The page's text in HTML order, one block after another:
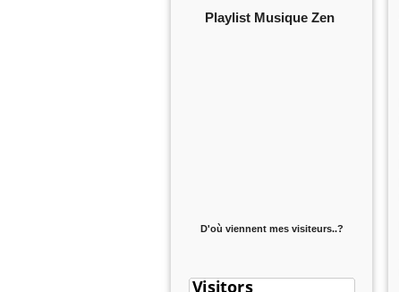
Playlist Musique Zen
D'où viennent mes visiteurs..?